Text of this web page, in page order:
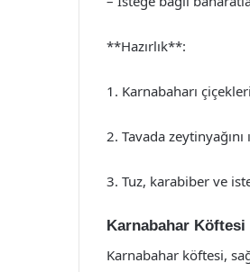
**Hazırlık**:
1. Karnabaharı
2. Tavada
3. Tuz, karabiber ve
Karnabahar Köftesi
Karnabahar köftesi,